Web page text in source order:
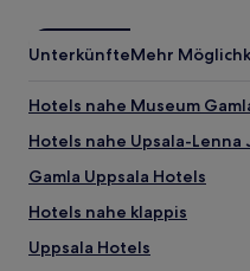
UnterkünfteMehr
Hotels nahe Museum
Hotels nahe Upsala-
Gamla Uppsala Hotels
Hotels nahe klappis
Uppsala Hotels